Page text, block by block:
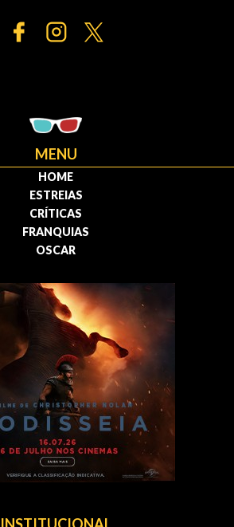
MENU
HOME
ESTREIAS
CRÍTICAS
FRANQUIAS
OSCAR